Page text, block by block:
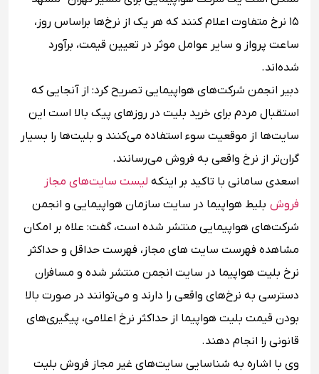
۱۵ نرخ متفاوت اعلام کنند که هر یک از نرخ‌ها براساس روز،
ساعت پرواز و سایر عوامل موثر در تعیین قیمت، برآورد
شده‌اند.
دبیر انجمن شرکت‌های هواپیمایی تصریح کرد: از آنجایی که
استقبال مردم برای خرید بلیت در روز‌های پیک بالا است این
سایت‌ها از موقعیت سوء استفاده می‌کنند و بلیت‌ها را بسیار
گران‌تر از نرخ واقعی به فروش می‌رسانند.
اسعدی سامانی با تاکید بر اینکه لیست سایت‌های مجاز
فروش بلیط هواپیما در سایت سازمان هواپیمایی و انجمن
شرکت‌های هواپیمایی منتشر شده است، گفت: علاه بر امکان
مشاهده فهرست سایت‌ های مجاز، فهرست حداقل و حداکثر
نرخ بلیت هواپیما در سایت انجمن منتشر شده و مسافران
دسترسی به نرخ‌های واقعی را دارند و می‌توانند در صورت بالا
بودن قیمت بلیت هواپیما از حداکثر نرخ اعلامی، پیگیری‌های
قانونی را انجام دهند.
وی با اشاره به شناسایی سایت‌های غیر مجاز فروش بلیت